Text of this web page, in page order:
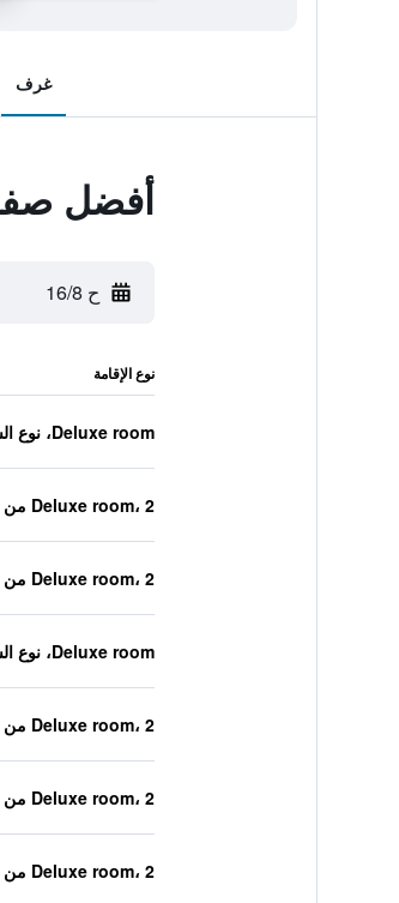
غرف
أفضل
ح 16/8
نوع الإقامة
Deluxe room، نوع السرير غير معروف
Deluxe room، 2 من الأسرّة المزدوجة
Deluxe room، 2 من الأسرّة المزدوجة
Deluxe room، نوع السرير غير معروف
Deluxe room، 2 من الأسرّة المزدوجة
Deluxe room، 2 من الأسرّة المزدوجة
Deluxe room، 2 من الأسرّة المزدوجة